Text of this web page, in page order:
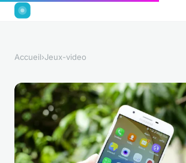
Accueil›Jeux-video